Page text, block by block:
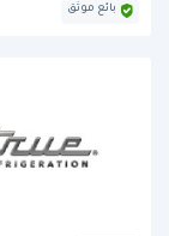
بائع موثق